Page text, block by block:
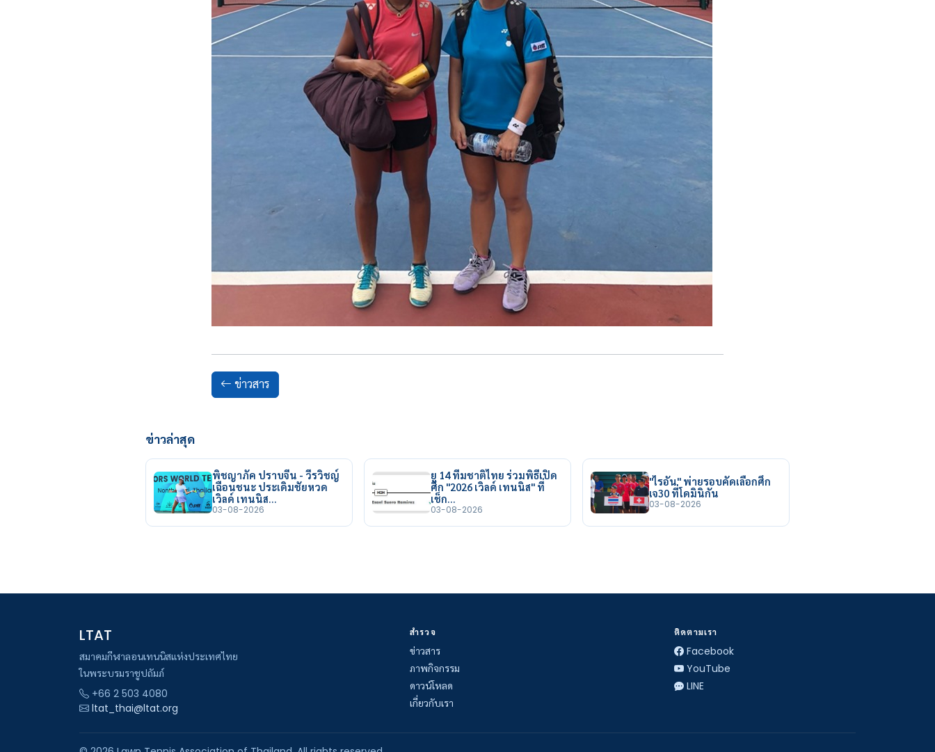
ข่าวสาร
ข่าวล่าสุด
พิชญาภัค ปราบจีน - วีรวิชญ์
เฉือนชนะ ประเดิมชัยหวด
เวิลด์ เทนนิส…
03-08-2026
ยู 14 ทีมชาติไทย ร่วมพิธีเปิด
ศึก "2026 เวิลด์ เทนนิส" ที่
เช็ก…
03-08-2026
"ไรอัน" พ่ายรอบคัดเลือกศึก
เจ30 ที่โดมินิกัน
03-08-2026
LTAT
สมาคมกีฬาลอนเทนนิสแห่งประเทศไทย
ในพระบรมราชูปถัมภ์
+66 2 503 4080
ltat_thai@ltat.org
สำรวจ
ข่าวสาร
ภาพกิจกรรม
ดาวน์โหลด
เกี่ยวกับเรา
ติดตามเรา
Facebook
YouTube
LINE